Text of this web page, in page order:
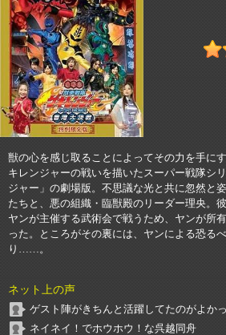
獣の心を感じ取ることによってその力を手に
キレンジャーの戦いを描いたスーパー戦隊シ
ジャー」の劇場版。不思議な光と共に忽然と
たちと、悪の組織・臨獣殿のリーダー理央。
ヤンが主催する武術会で戦うため、ヤンが所
った。ところがその裏には、ヤンによる恐る
り……。
ネット上の声
ゲスト陣がきちんと活躍してたのがよか
ネイネイ！でホウホウ！な呉越同舟